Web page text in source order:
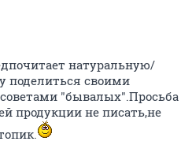
натуральную/
поделиться своими
"бывалых".Просьба
продукции не писать,не